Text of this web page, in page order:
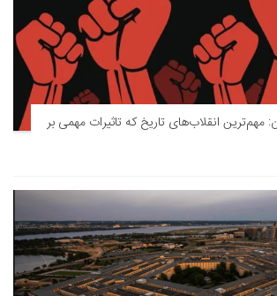
مهم‌ترین انقلاب‌های تاریخ که تاثیرات مهمی بر